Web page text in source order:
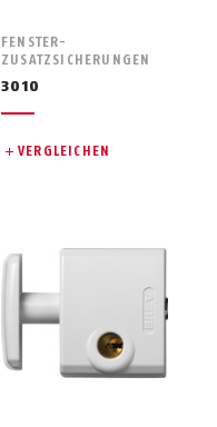
FENSTER-
ZUSATZSICHERUNGEN
3010
VERGLEICHEN